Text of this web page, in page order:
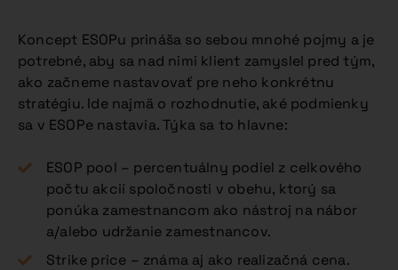
Koncept ESOPu prináša so sebou mnohé pojmy a je
potrebné, aby sa nad nimi klient zamyslel pred tým,
ako začneme nastavovať pre neho konkrétnu
stratégiu. Ide najmä o rozhodnutie, aké podmienky
sa v ESOPe nastavia. Týka sa to hlavne:
ESOP pool – percentuálny podiel z celkového
počtu akcií spoločnosti v obehu, ktorý sa
ponúka zamestnancom ako nástroj na nábor
a/alebo udržanie zamestnancov.
Strike price – známa aj ako realizačná cena.